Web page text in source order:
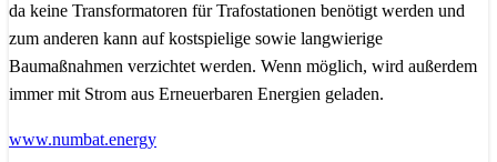
da keine Transformatoren für Trafostationen benötigt werden und
zum anderen kann auf kostspielige sowie langwierige
Baumaßnahmen verzichtet werden. Wenn möglich, wird außerdem
immer mit Strom aus Erneuerbaren Energien geladen.
www.numbat.energy